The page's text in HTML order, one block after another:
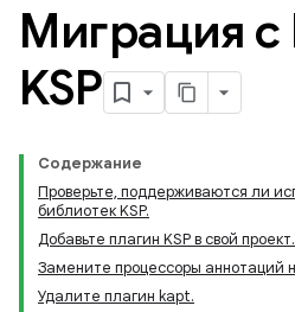
Миграция с
KSP
Содержание
Проверьте, поддерживаются ли
библиотек KSP.
Добавьте плагин KSP в свой проект.
Замените процессоры аннотаций
Удалите плагин kapt.